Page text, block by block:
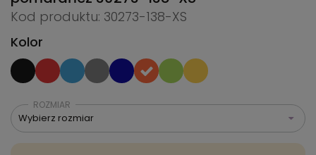
Kod produktu: 30273-138-XS
Kolor
ROZMIAR
Wybierz rozmiar